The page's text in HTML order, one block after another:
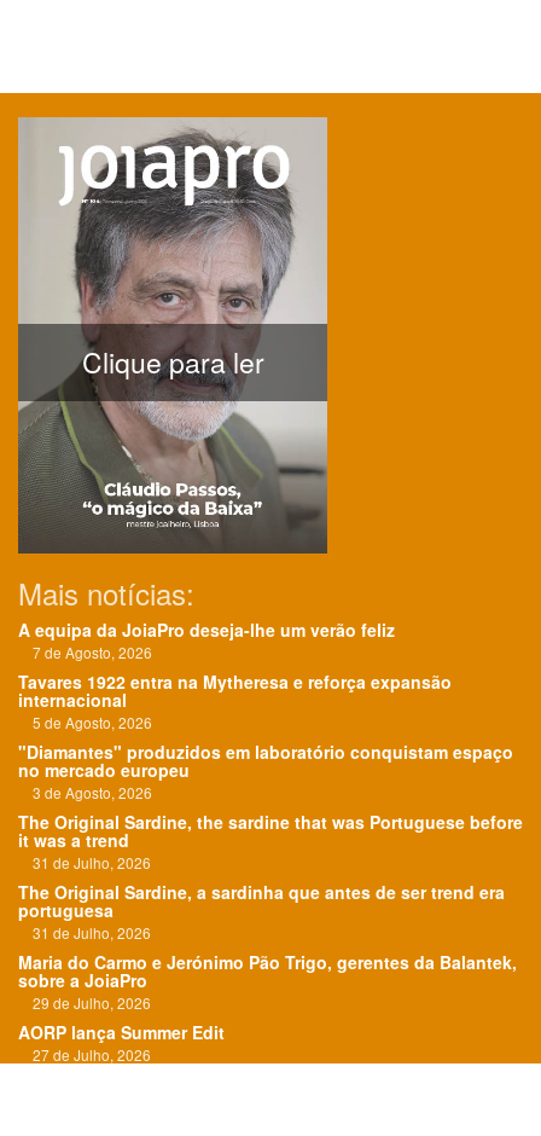
Clique para ler
Mais notícias:
A equipa da JoiaPro deseja-lhe um verão feliz
7 de Agosto, 2026
Tavares 1922 entra na Mytheresa e reforça expansão
internacional
5 de Agosto, 2026
"Diamantes" produzidos em laboratório conquistam espaço
no mercado europeu
3 de Agosto, 2026
The Original Sardine, the sardine that was Portuguese before
it was a trend
31 de Julho, 2026
The Original Sardine, a sardinha que antes de ser trend era
portuguesa
31 de Julho, 2026
Maria do Carmo e Jerónimo Pão Trigo, gerentes da Balantek,
sobre a JoiaPro
29 de Julho, 2026
AORP lança Summer Edit
27 de Julho, 2026